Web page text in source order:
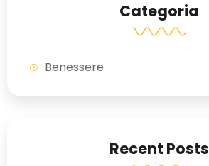
Categoria
Benessere
Recent Posts